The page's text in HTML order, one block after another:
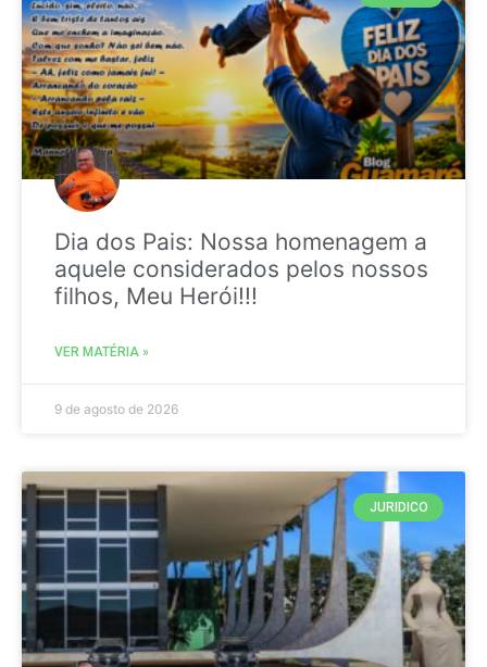
Dia dos Pais: Nossa homenagem a
aquele considerados pelos nossos
filhos, Meu Herói!!!
VER MATÉRIA »
9 de agosto de 2026
JURIDICO